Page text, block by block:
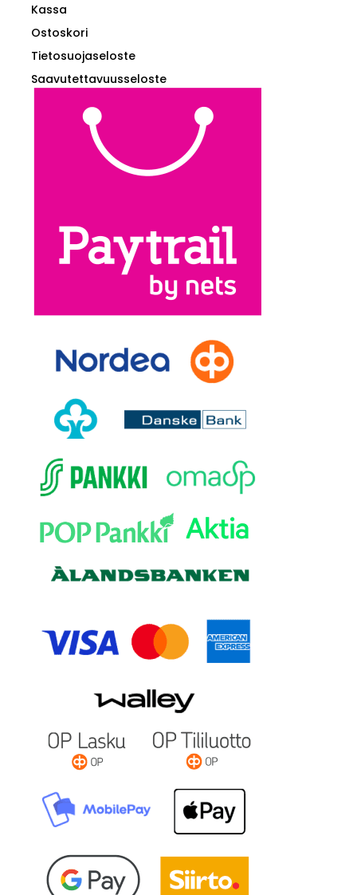
Kassa
Ostoskori
Tietosuojaseloste
Saavutettavuusseloste